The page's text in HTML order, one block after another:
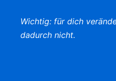
Wichtig: für dich
dadurch nicht.